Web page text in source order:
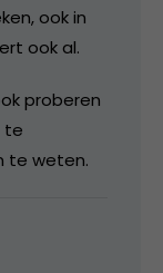
ook in
ook al.
proberen
te
te weten.